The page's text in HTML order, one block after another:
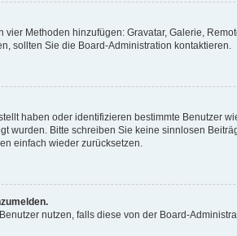
Methoden hinzufügen: Gravatar, Galerie,
sollten Sie die Board-Administration kontaktieren.
haben oder identifizieren bestimmte Benutzer
wurden. Bitte schreiben Sie keine sinnlosen
einfach wieder zurücksetzen.
nutzen, falls diese von der Board-